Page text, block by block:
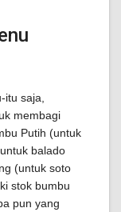
saja,
membagi
Putih (untuk
balado
(untuk soto
stok bumbu
pun yang